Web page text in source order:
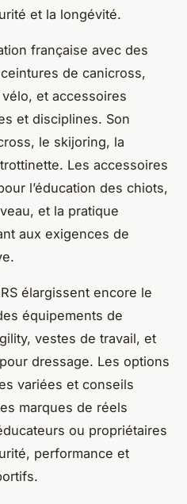
et la longévité.
française avec des
de canicross,
et accessoires
et disciplines. Son
le skijoring, la
Les accessoires
l’éducation des chiots,
et la pratique
aux exigences de
élargissent encore le
équipements de
vestes de travail, et
dressage. Les options
variées et conseils
marques de réels
ou propriétaires
performance et